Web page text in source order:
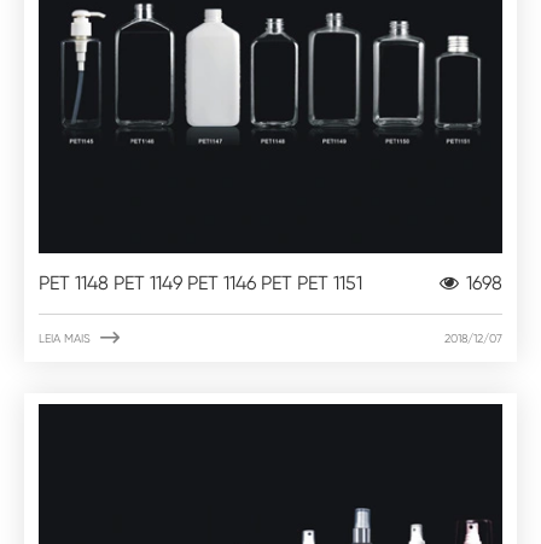
PET 1148 PET 1149 PET 1146 PET PET 1151 1698
LEIA MAIS  2018/12/07